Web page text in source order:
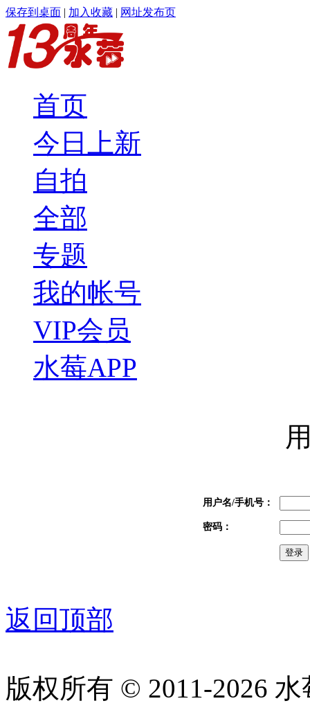
保存到桌面 | 加入收藏 | 网址发布页
首页
今日上新
自拍
全部
专题
我的帐号
VIP会员
水莓APP
用户名/手机号：
密码：
返回顶部
版权所有 © 2011-2026